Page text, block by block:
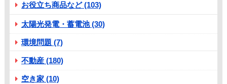
お役立ち商品など (103)
太陽光発電・蓄電池 (30)
環境問題 (7)
不動産 (180)
空き家 (10)